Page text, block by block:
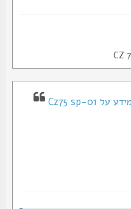
Re: דיון לאיסוף מידע על Cz75 sp-01